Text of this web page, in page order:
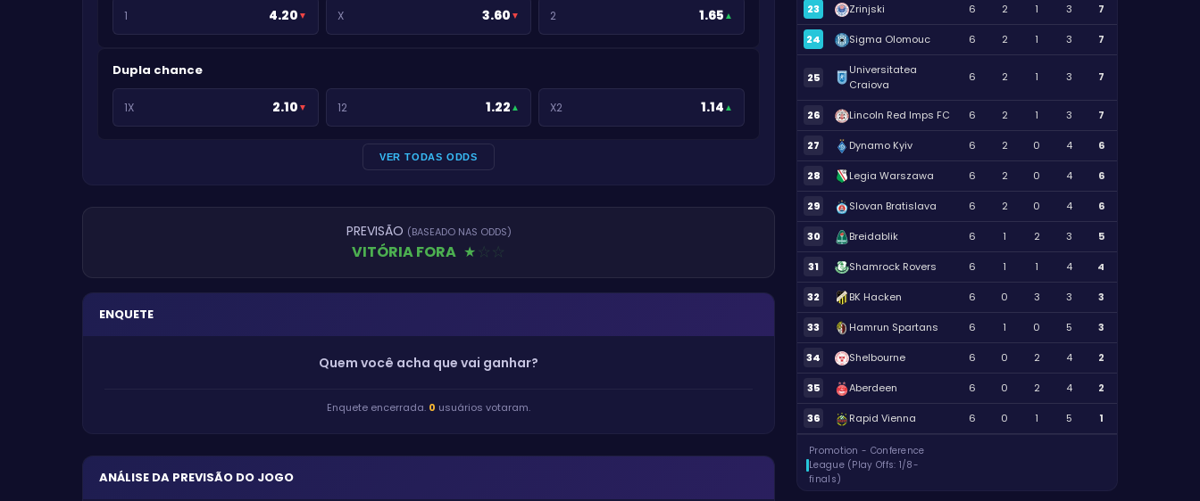
1 4.20 ▼ X 3.60 ▼ 2 1.65 ▲
Dupla chance
1X 2.10 ▼ 12 1.22 ▲ X2 1.14 ▲
VER TODAS ODDS
PREVISÃO (BASEADO NAS ODDS)
VITÓRIA FORA ★ ★ ★
ENQUETE
Quem você acha que vai ganhar?
Enquete encerrada. 0 usuários votaram.
ANÁLISE DA PREVISÃO DO JOGO
23 Zrinjski 6 2 1 3 7
24 Sigma Olomouc 6 2 1 3 7
25
Universitatea
Craiova
6 2 1 3 7
26 Lincoln Red Imps FC 6 2 1 3 7
27 Dynamo Kyiv 6 2 0 4 6
28 Legia Warszawa 6 2 0 4 6
29 Slovan Bratislava 6 2 0 4 6
30 Breidablik 6 1 2 3 5
31 Shamrock Rovers 6 1 1 4 4
32 BK Hacken 6 0 3 3 3
33 Hamrun Spartans 6 1 0 5 3
34 Shelbourne 6 0 2 4 2
35 Aberdeen 6 0 2 4 2
36 Rapid Vienna 6 0 1 5 1
Promotion - Conference
League (Play Offs: 1/8-
finals)